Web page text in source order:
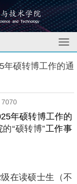
年硕转博工作的通
7070
年硕转博工作的
的“硕转博”工作事
级在读硕士生（不